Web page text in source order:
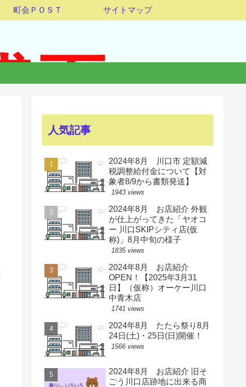
町会ＰＯＳＴ サイトマップ
人気記事
2024年8月 川口市 定額減
税調整給付金について【対
象者8/9から書類発送】
1943 views
2024年8月 お店紹介 外観
が仕上がってきた「ヤオコ
ー 川口SKIPシティ店(仮
称)」8月中旬の様子
1835 views
2024年8月 お店紹介
OPEN！【2025年3月31
日】（仮称）オーケー川口
中青木店
1741 views
2024年8月 たたら祭り8月
24日(土)・25日(日)開催！
1566 views
2024年8月 お店紹介 旧そ
ごう川口店跡地に出来る商